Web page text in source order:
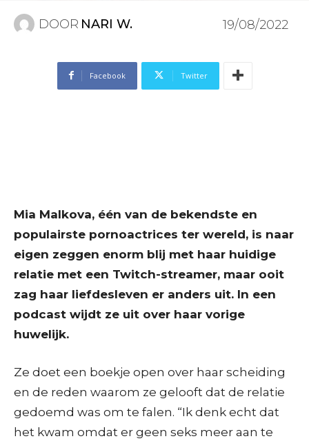
DOOR NARI W. 19/08/2022
Facebook Twitter
Mia Malkova, één van de bekendste en
populairste pornoactrices ter wereld, is naar
eigen zeggen enorm blij met haar huidige
relatie met een Twitch-streamer, maar ooit
zag haar liefdesleven er anders uit. In een
podcast wijdt ze uit over haar vorige
huwelijk.
Ze doet een boekje open over haar scheiding
en de reden waarom ze gelooft dat de relatie
gedoemd was om te falen. “Ik denk echt dat
het kwam omdat er geen seks meer aan te